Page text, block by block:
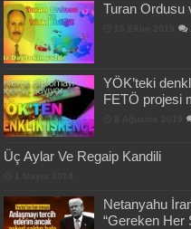
Turan Ordusu
YÖK’teki
FETÖ projesi
Üç Aylar Ve Regaip Kandili
Netanyahu
“Gereken Her